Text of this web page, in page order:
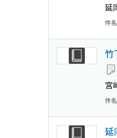
延
件名
竹
宮
件名
延